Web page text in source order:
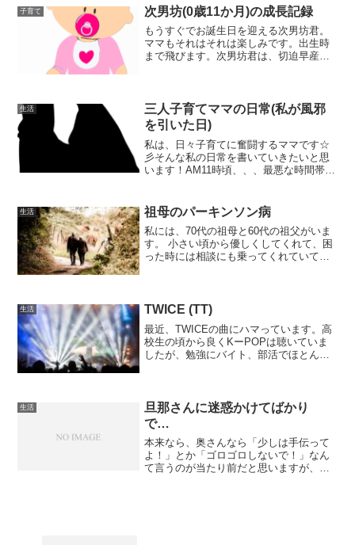
ちゃん返りのひどいお姉ちゃんのことを
考えてなのか、私が忙...
子育て 次男坊(0歳11か月)の成長記録
もうすぐでお誕生日を迎える次男坊君。
ママもそれはそれは楽しみです。出生時
まで飛びます。次男坊君は、切迫早産で
は変わらず、マグセントを...
生活
三人子育てママの日常(私が風邪
を引いた日)
私は、日々子育てに奮闘するママです☆
彡そんな私の日常を書いていきたいと思
います！AM11時頃、、、最悪な時間帯に
子供たちにご飯あげなきゃと思っても体
がだるいん...
生活 祖母のパーキンソン病
私‌に‌は、‌70‌代‌の‌祖‌母‌と‌60‌代‌の‌祖‌父‌が‌い‌ま‌
す。‌ ‌小‌さ‌い‌頃‌か‌ら‌優‌し‌く‌し‌て‌く‌れ‌て、‌困
っ‌た‌時‌に‌は‌相‌談‌に‌も‌乗っ‌て‌く‌れ‌て‌い‌て、‌
生活 TWICE (TT)
最近、TWICEの曲にハマっています。高
校生の頃から良くKーPOPは聴いていま
したが、勉強にバイト、部活でほとんど
る時に一生懸命...
生活
旦那さんに迷惑かけてばかり
で…
本来なら、奥さんなら「少しは手伝って
よ！」とか「ゴロゴロしないで！」なん
て言うのが当たり前だと思いますが、私